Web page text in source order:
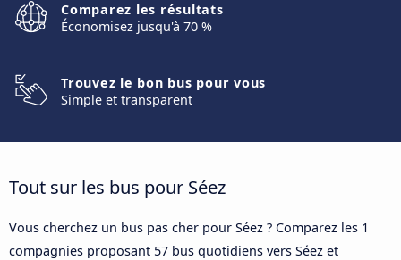
Comparez les résultats
Économisez jusqu'à 70 %
Trouvez le bon bus pour vous
Simple et transparent
Tout sur les bus pour Séez
Vous cherchez un bus pas cher pour Séez ? Comparez les 1
compagnies proposant 57 bus quotidiens vers Séez et